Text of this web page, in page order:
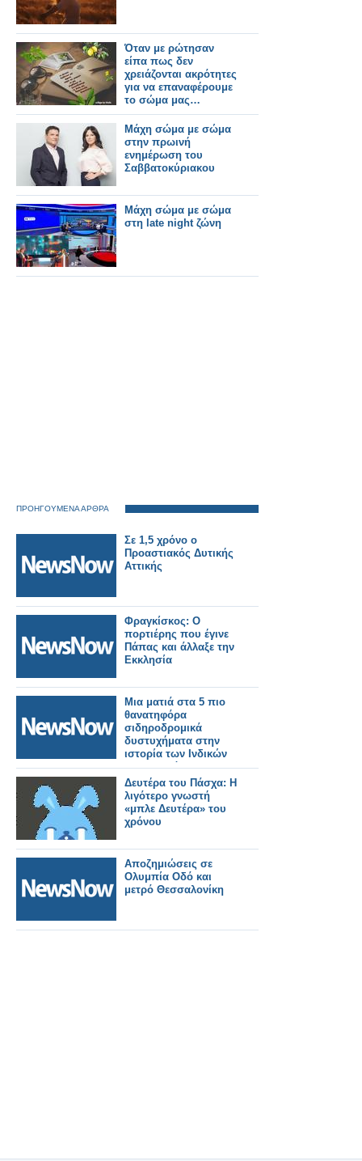
Όταν με ρώτησαν
είπα πως δεν
χρειάζονται ακρότητες
για να επαναφέρουμε
το σώμα μας…
Μάχη σώμα με σώμα
στην πρωινή
ενημέρωση του
Σαββατοκύριακου
Μάχη σώμα με σώμα
στη late night ζώνη
ΠΡΟΗΓΟΥΜΕΝΑ ΑΡΘΡΑ
Σε 1,5 χρόνο ο
Προαστιακός Δυτικής
Αττικής
Φραγκίσκος: Ο
πορτιέρης που έγινε
Πάπας και άλλαξε την
Εκκλησία
Μια ματιά στα 5 πιο
θανατηφόρα
σιδηροδρομικά
δυστυχήματα στην
ιστορία των Ινδικών
Σιδηροδρόμων
Δευτέρα του Πάσχα: Η
λιγότερο γνωστή
«μπλε Δευτέρα» του
χρόνου
Αποζημιώσεις σε
Ολυμπία Οδό και
μετρό Θεσσαλονίκη